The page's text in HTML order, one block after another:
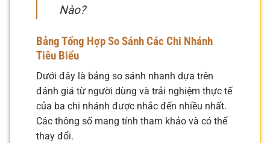
Nào?
Bảng Tổng Hợp So Sánh Các Chi Nhánh
Tiêu Biểu
Dưới đây là bảng so sánh nhanh dựa trên
đánh giá từ người dùng và trải nghiệm thực tế
của ba chi nhánh được nhắc đến nhiều nhất.
Các thông số mang tính tham khảo và có thể
thay đổi.